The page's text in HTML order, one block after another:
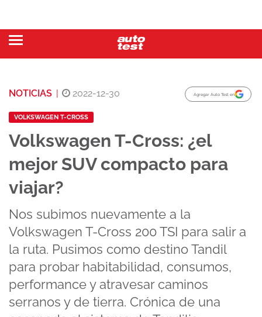
NOTICIAS | 2022-12-30 Agregar Auto Test en
VOLKSWAGEN T-CROSS
Volkswagen T-Cross: ¿el
mejor SUV compacto para
viajar?
Nos subimos nuevamente a la
Volkswagen T-Cross 200 TSI para salir a
la ruta. Pusimos como destino Tandil
para probar habitabilidad, consumos,
performance y atravesar caminos
serranos y de tierra. Crónica de una